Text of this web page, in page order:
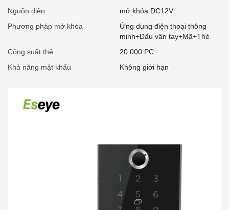
Nguồn điện
mở khóa DC12V
Phương pháp mở khóa
Ứng dụng điện thoại thông
minh+Dấu vân tay+Mã+Thẻ
Công suất thẻ
20.000 PC
Khả năng mật khẩu
Không giới hạn